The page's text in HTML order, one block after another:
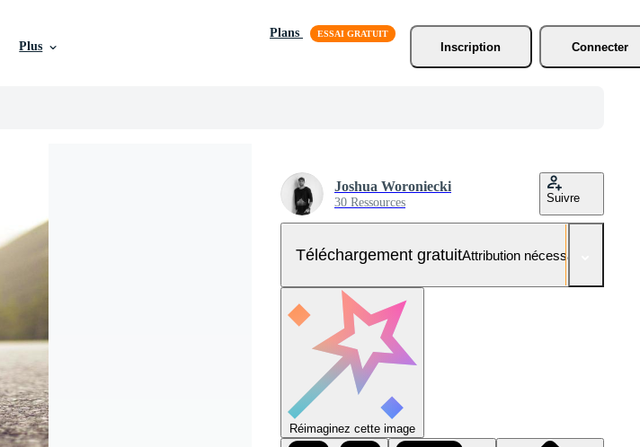
Plus
Plans
Inscription
Connecter
Joshua Woroniecki
30 Ressources Suivre
Téléchargement gratuitAttribution nécessaire
Réimaginez cette image